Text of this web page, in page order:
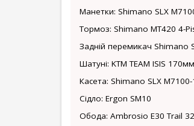
Манетки: Shimano SLX
Тормоз: Shimano MT420 4-
Задній перемикач Shimano
Шатуні: KTM TEAM ISIS
Касета: Shimano SLX
Сідло: Ergon SM10
Обода: Ambrosio E30 Trail